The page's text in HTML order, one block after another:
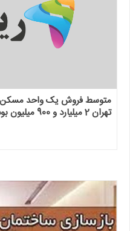
تهران 2 میلیارد و 900 میلیون بوده